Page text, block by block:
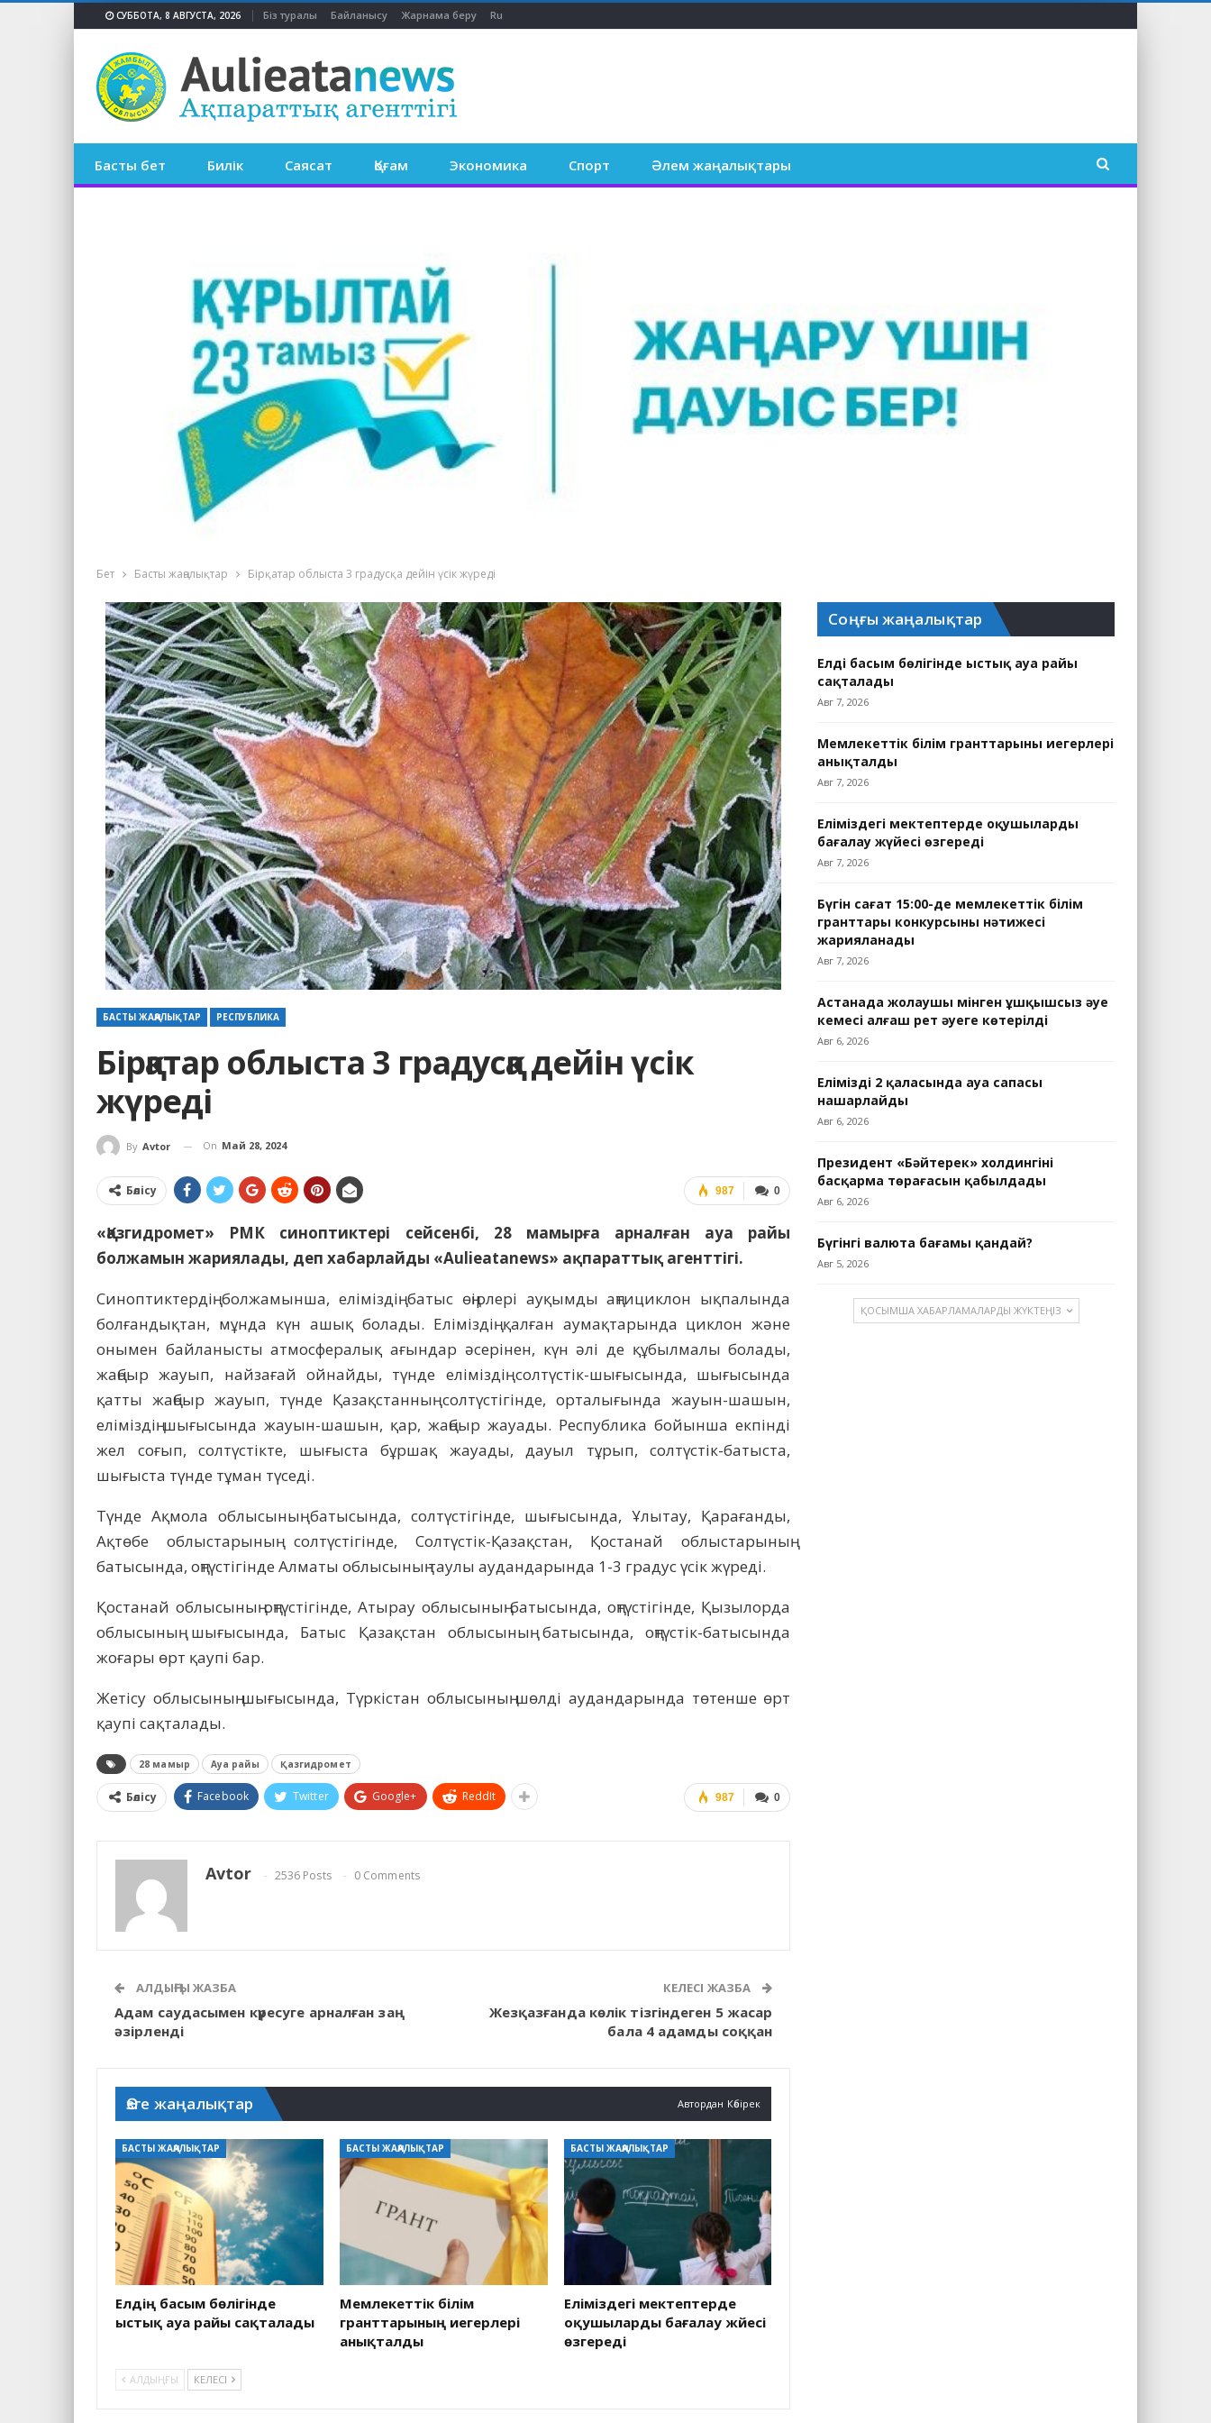
СУББОТА, 8 АВГУСТА, 2026 Біз туралы Байланысу Жарнама беру Ru
Басты бет Билік Саясат Қоғам Экономика Спорт Әлем жаңалықтары
Бет Басты жаңалықтар Бірқатар облыста 3 градусқа дейін үсік жүреді
БАСТЫ ЖАҢАЛЫҚТАР РЕСПУБЛИКА
Бірқатар облыста 3 градусқа дейін үсік
жүреді
By Avtor On Май 28, 2024
0
987
Бөлісу
«Қазгидромет» РМК синоптиктері cейсенбі, 28 мамырға арналған ауа райы
болжамын жариялады, деп хабарлайды «Aulieatanews» ақпараттық агенттігі.
Синоптиктердің болжамынша, еліміздің батыс өңірлері ауқымды аңтициклон ықпалында
болғандықтан, мұнда күн ашық болады. Еліміздің қалған аумақтарында циклон және
онымен байланысты атмосфералық ағындар әсерінен, күн әлі де құбылмалы болады,
жаңбыр жауып, найзағай ойнайды, түнде еліміздің солтүстік-шығысында, шығысында
қатты жаңбыр жауып, түнде Қазақстанның солтүстігінде, орталығында жауын-шашын,
еліміздің шығысында жауын-шашын, қар, жаңбыр жауады. Республика бойынша екпінді
жел соғып, солтүстікте, шығыста бұршақ жауады, дауыл тұрып, солтүстік-батыста,
шығыста түнде тұман түседі.
Түнде Ақмола облысының батысында, солтүстігінде, шығысында, Ұлытау, Қарағанды,
Ақтөбе облыстарының солтүстігінде, Солтүстік-Қазақстан, Қостанай облыстарының
батысында, оңтүстігінде Алматы облысының таулы аудандарында 1-3 градус үсік жүреді.
Қостанай облысының оңтүстігінде, Атырау облысының батысында, оңтүстігінде, Қызылорда
облысының шығысында, Батыс Қазақстан облысының батысында, оңтүстік-батысында
жоғары өрт қаупі бар.
Жетісу облысының шығысында, Түркістан облысының шөлді аудандарында төтенше өрт
қаупі сақталады.
28 мамыр Ауа райы Қазгидромет
0
987
Бөлісу Facebook Twitter Google+ ReddIt
Avtor 2536 Posts 0 Comments
АЛДЫҢҒЫ ЖАЗБА
Адам саудасымен күресуге арналған заң
әзірленді
КЕЛЕСІ ЖАЗБА
Жезқазғанда көлік тізгіндеген 5 жасар
бала 4 адамды соққан
Өзге жаңалықтар Автордан Көбірек
БАСТЫ ЖАҢАЛЫҚТАР
Елдің басым бөлігінде
ыстық ауа райы сақталады
БАСТЫ ЖАҢАЛЫҚТАР
Мемлекеттік білім
гранттарының иегерлері
анықталды
БАСТЫ ЖАҢАЛЫҚТАР
Еліміздегі мектептерде
оқушыларды бағалау жүйесі
өзгереді
АЛДЫҢҒЫ КЕЛЕСІ
Соңғы жаңалықтар
Елдің басым бөлігінде ыстық ауа райы
сақталады
Авг 7, 2026
Мемлекеттік білім гранттарының иегерлері
анықталды
Авг 7, 2026
Еліміздегі мектептерде оқушыларды
бағалау жүйесі өзгереді
Авг 7, 2026
Бүгін сағат 15:00-де мемлекеттік білім
гранттары конкурсының нәтижесі
жарияланады
Авг 7, 2026
Астанада жолаушы мінген ұшқышсыз әуе
кемесі алғаш рет әуеге көтерілді
Авг 6, 2026
Еліміздің 2 қаласында ауа сапасы
нашарлайды
Авг 6, 2026
Президент «Бәйтерек» холдингінің
басқарма төрағасын қабылдады
Авг 6, 2026
Бүгінгі валюта бағамы қандай?
Авг 5, 2026
ҚОСЫМША ХАБАРЛАМАЛАРДЫ ЖҮКТЕҢІЗ